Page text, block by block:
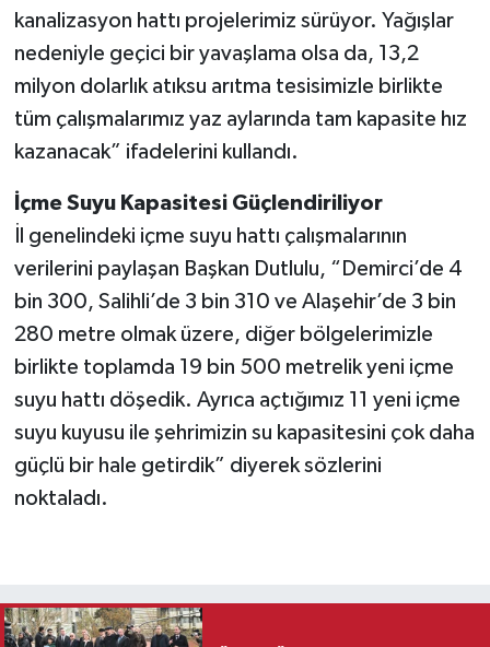
kanalizasyon hattı projelerimiz sürüyor. Yağışlar
nedeniyle geçici bir yavaşlama olsa da, 13,2
milyon dolarlık atıksu arıtma tesisimizle birlikte
tüm çalışmalarımız yaz aylarında tam kapasite hız
kazanacak” ifadelerini kullandı.
İçme Suyu Kapasitesi Güçlendiriliyor
İl genelindeki içme suyu hattı çalışmalarının
verilerini paylaşan Başkan Dutlulu, “Demirci’de 4
bin 300, Salihli’de 3 bin 310 ve Alaşehir’de 3 bin
280 metre olmak üzere, diğer bölgelerimizle
birlikte toplamda 19 bin 500 metrelik yeni içme
suyu hattı döşedik. Ayrıca açtığımız 11 yeni içme
suyu kuyusu ile şehrimizin su kapasitesini çok daha
güçlü bir hale getirdik” diyerek sözlerini
noktaladı.